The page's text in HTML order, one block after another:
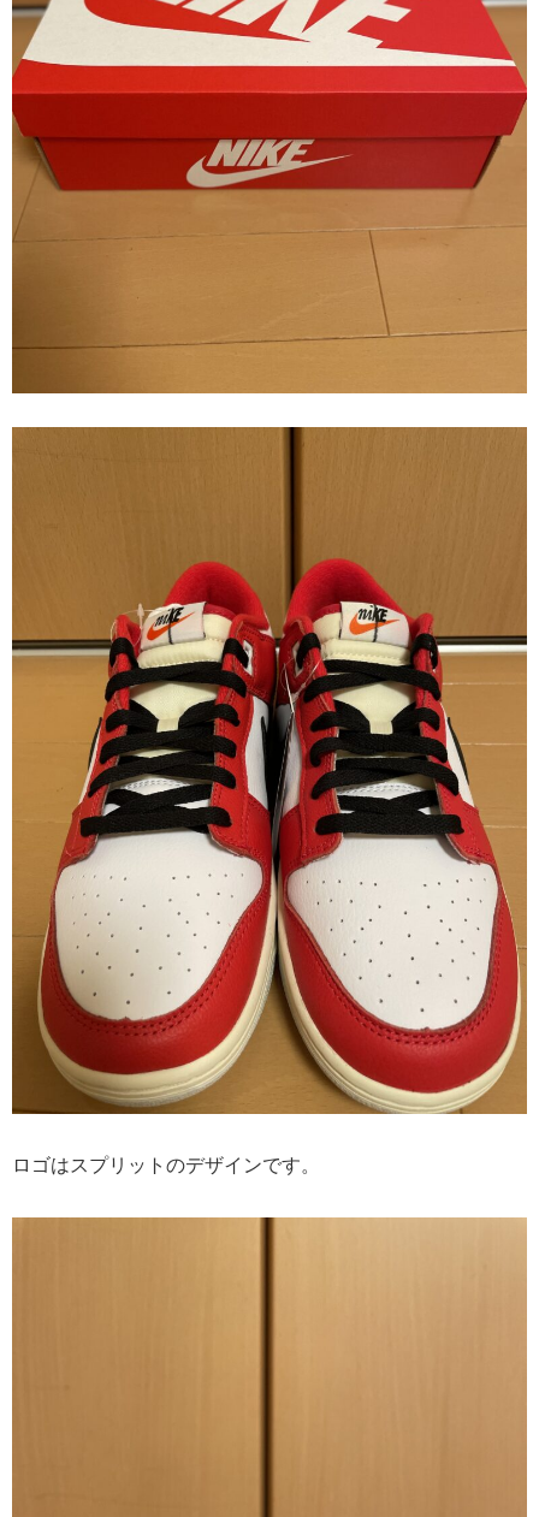
ロゴはスプリットのデザインです。